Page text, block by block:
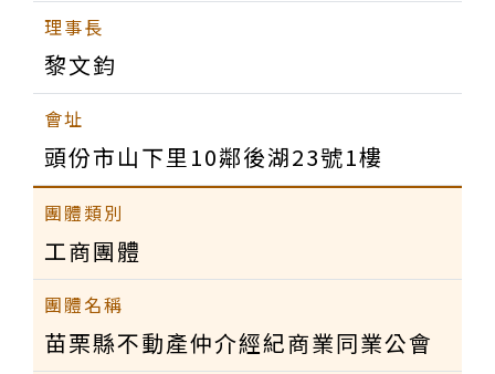
黎文鈞
頭份市山下里10鄰後湖23號1樓
工商團體
苗栗縣不動產仲介經紀商業同業公會